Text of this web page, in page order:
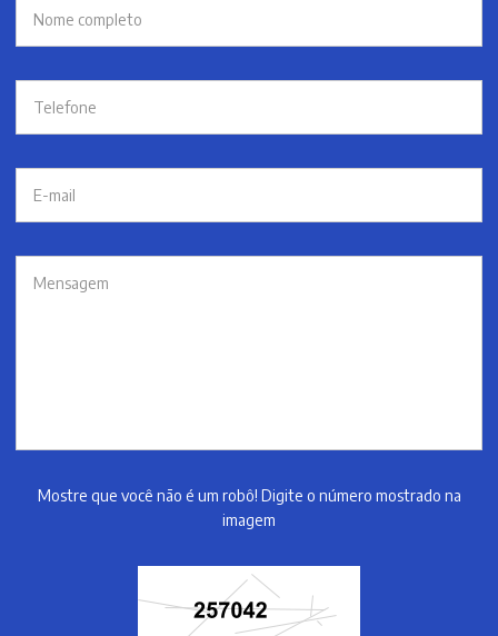
Mostre que você não é um robô! Digite o número mostrado na
imagem